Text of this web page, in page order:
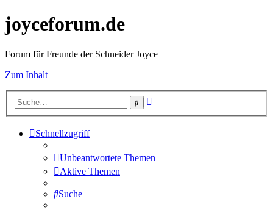
joyceforum.de
Forum für Freunde der Schneider Joyce
Zum Inhalt
Suche
Schnellzugriff
Unbeantwortete Themen
Aktive Themen
Suche